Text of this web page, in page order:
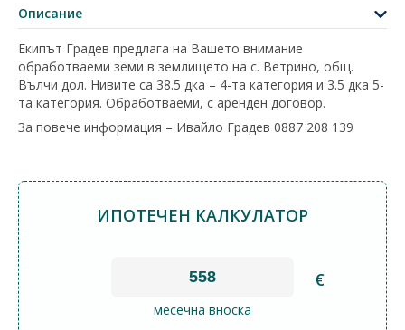
Описание
Екипът Градев предлага на Вашето внимание
обработваеми земи в землището на с. Ветрино, общ.
Вълчи дол. Нивите са 38.5 дка – 4-та категория и 3.5 дка 5-
та категория. Обработваеми, с аренден договор.
За повече информация – Ивайло Градев 0887 208 139
ИПОТЕЧЕН КАЛКУЛАТОР
€
месечна вноска